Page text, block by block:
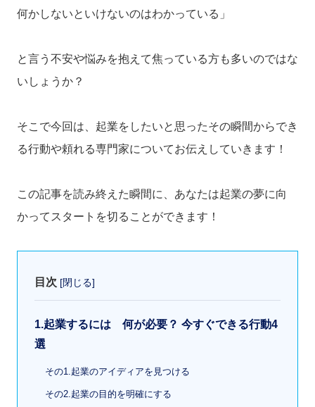
何かしないといけないのはわかっている」
と言う不安や悩みを抱えて焦っている方も多いのではな
いしょうか？
そこで今回は、起業をしたいと思ったその瞬間からでき
る行動や頼れる専門家についてお伝えしていきます！
この記事を読み終えた瞬間に、あなたは起業の夢に向
かってスタートを切ることができます！
目次 [閉じる]
1.起業するには 何が必要？ 今すぐできる行動4
選
その1.起業のアイディアを見つける
その2.起業の目的を明確にする